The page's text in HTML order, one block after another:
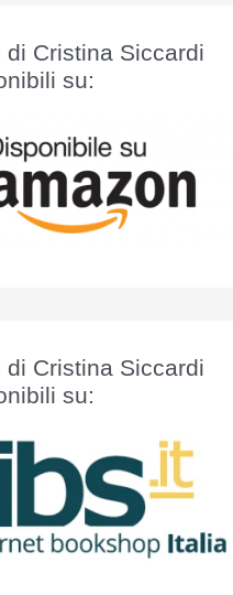
di Cristina Siccardi
su:
di Cristina Siccardi
su: